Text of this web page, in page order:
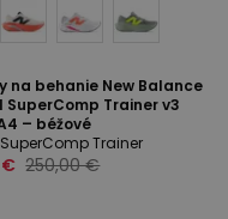
na behanie New Balance
SuperComp Trainer v3
– béžové
Trainer
250,00 €